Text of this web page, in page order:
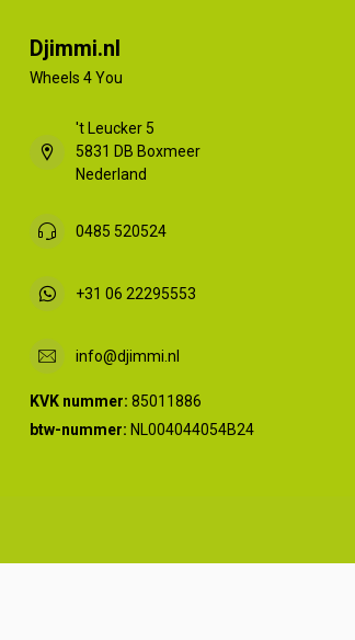
Djimmi.nl
Wheels 4 You
't Leucker 5
5831 DB Boxmeer
Nederland
0485 520524
+31 06 22295553
info@djimmi.nl
KVK nummer: 85011886
btw-nummer: NL004044054B24